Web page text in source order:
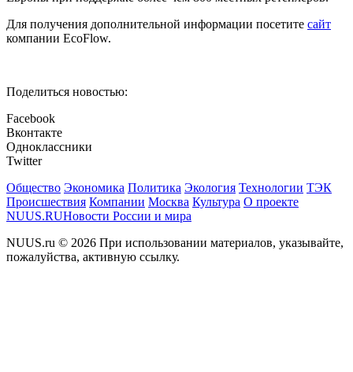
Для получения дополнительной информации посетите сайт
компании EcoFlow.
Поделиться новостью:
Facebook
Вконтакте
Одноклассники
Twitter
Общество Экономика Политика Экология Технологии ТЭК
Происшествия Компании Москва Культура О проекте
NUUS.RUНовости России и мира
NUUS.ru © 2026 При использовании материалов, указывайте,
пожалуйства, активную ссылку.